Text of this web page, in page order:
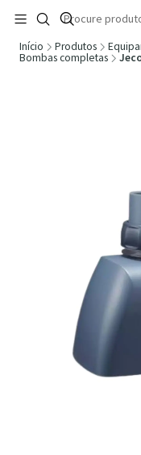
🚚 Portugal Continental:
Início Produtos
Bombas completas